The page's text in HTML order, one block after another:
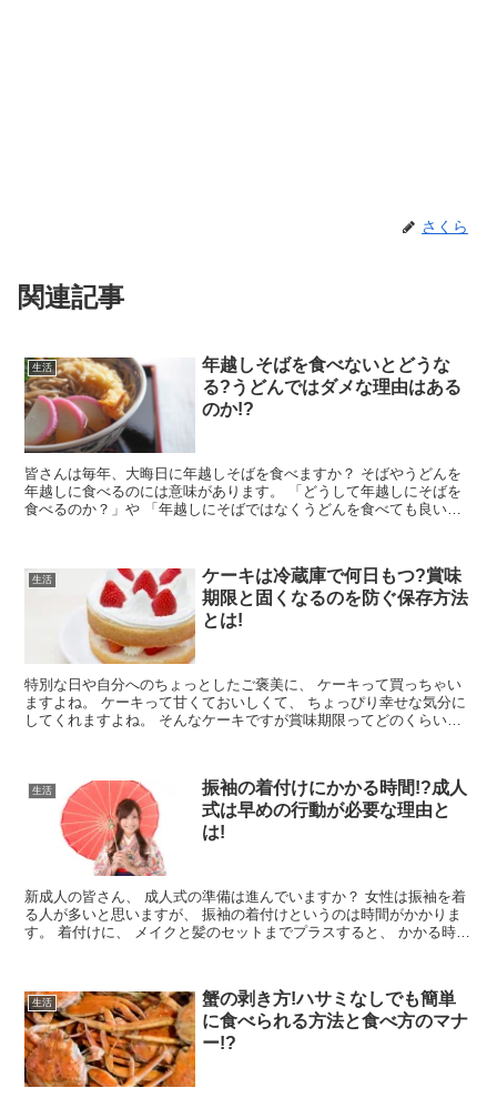
さくら
関連記事
生活
年越しそばを食べないとどうな
る?うどんではダメな理由はある
のか!?
皆さんは毎年、大晦日に年越しそばを食べますか？ そばやうどんを
年越しに食べるのには意味があります。 「どうして年越しにそばを
食べるのか？」や 「年越しにそばではなくうどんを食べても良いの
生活
ケーキは冷蔵庫で何日もつ?賞味
期限と固くなるのを防ぐ保存方法
とは!
特別な日や自分へのちょっとしたご褒美に、 ケーキって買っちゃい
ますよね。 ケーキって甘くておいしくて、 ちょっぴり幸せな気分に
してくれますよね。 そんなケーキですが賞味期限ってどのくらいな
生活
振袖の着付けにかかる時間!?成人
式は早めの行動が必要な理由と
は!
新成人の皆さん、 成人式の準備は進んでいますか？ 女性は振袖を着
る人が多いと思いますが、 振袖の着付けというのは時間がかかりま
す。 着付けに、 メイクと髪のセットまでプラスすると、 かかる時間
生活
蟹の剥き方!ハサミなしでも簡単
に食べられる方法と食べ方のマナ
ー!?